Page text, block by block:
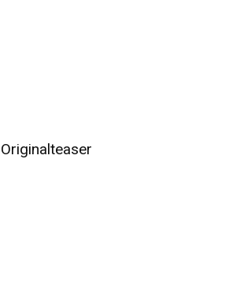
Originalteaser